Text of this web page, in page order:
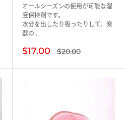
オールシーズンの使用が可能な湿
度保持剤です。
水分を出したり吸ったりして、楽
器の...
販
売
価
$17.00 通
常
$20.00